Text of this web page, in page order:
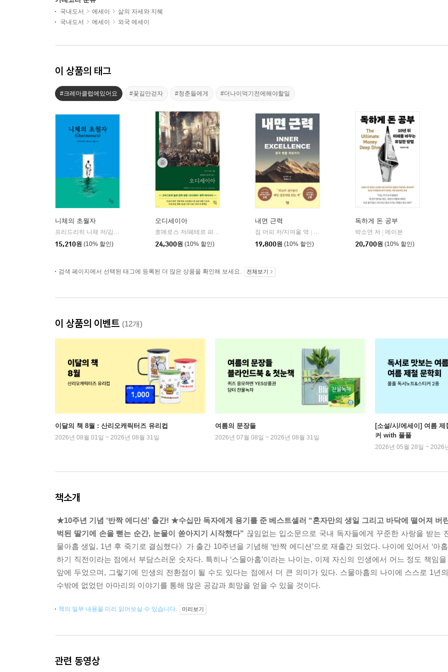
국내도서 에세이
삶의 자세와 지혜
국내도서
에세이 외국 에세이
이 상품의 태그
#크레마클럽에있어요 #꽃길만걷자 #청춘들에게 #더나이먹기전에해야할일
니체의 초월자
프리드리히 니체 저/김철 편역
15,210원 (10% 할인)
오디세이아
호메로스 저/페테르 파울 루벤스 그림/박문재 역 | 현대지성
24,300원 (10% 할인)
내면 근력
짐 머피 저/지여울 역
윌북(willbook)
19,800원 (10% 할인)
독하게 돈 공부
박소연 저
메이븐
20,700원 (10% 할인)
검색 페이지에서 선택된 태그에 등록된 더 많은 상품을 확인해 보세요. 전체보기
이 상품의 이벤트 (12개)
이달의 책 8월 : 산리오캐릭터즈 유리컵
2026년 08월 01일 ~ 2026년 08월 31일
여름의 문장들
2026년 07월 08일 ~ 2026년 08월 31일
[소설/시/에세이] 여름
커 with 풀풀
2026년 05월 28일 ~ 2026
책소개
★10주년 기념 ‘반짝 에디션’ 출간! ★수십만 독자에게 용기를 준 베스트셀러 “혼자만의 생일 그리고 바닥에 떨어져
벅된 딸기에 손을 뻗는 순간, 눈물이 쏟아지기 시작했다” 끊임없는 입소문으로 국내 독자들에게 꾸준한 사랑을 받는
물아홉 생일, 1년 후 죽기로 결심했다》가 출간 10주년을 기념해 ‘반짝 에디션’으로 재출간 되었다. 나이에 있어서 ‘아
하기 직전이라는 점에서 부담스러운 숫자다. 특히나 ‘스물아홉’이라는 나이는, 이제 자신의 인생에서 어느 정도 책임
앞에 두었으며, 그렇기에 인생의 전환점이 될 수도 있다는 점에서 더 큰 의미가 있다. 스물아홉의 나이에 스스로 1년
수밖에 없었던 아마리의 이야기를 통해 많은 공감과 희망을 얻을 수 있을 것이다.
책의 일부 내용을 미리 읽어보실 수 있습니다. 미리보기
관련 동영상